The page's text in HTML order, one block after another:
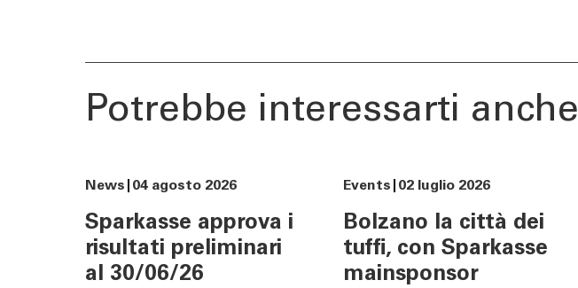
Calcola il rendimento
previdenziale
Cybersecurity
Sponsoring
Potrebbe interessarti anche
News 04 agosto 2026
Sparkasse approva i
risultati preliminari
al 30/06/26
Events 02 luglio 2026
Bolzano la città dei
tuffi, con Sparkasse
mainsponsor